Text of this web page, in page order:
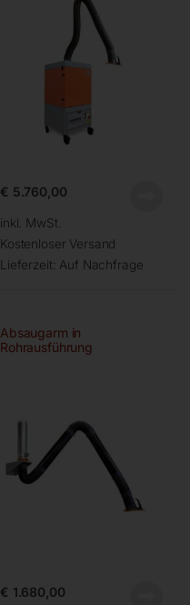
€ 5.760,00
inkl. MwSt.
Kostenloser Versand
Lieferzeit: Auf Nachfrage
Absaugarm in
Rohrausführung
€ 1.680,00